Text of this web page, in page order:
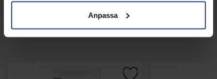
Anpassa
Andre kunne lide